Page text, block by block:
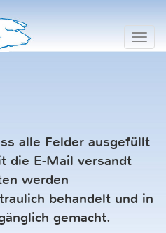
ein-/
alle Felder ausgefüllt
die E-Mail versandt
werden
behandelt und in
gemacht.